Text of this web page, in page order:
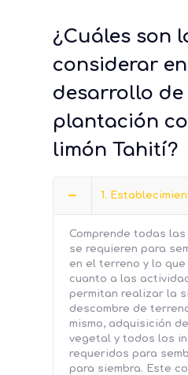
¿Cuáles son
considerar
desarrollo de
plantación
limón Tahití?
1.
Comprende todas
se requieren para
en el terreno y lo que
cuanto a las
permitan realizar la
descombre de
mismo, adquisición
vegetal y todos los
requeridos para
para siembra. Este